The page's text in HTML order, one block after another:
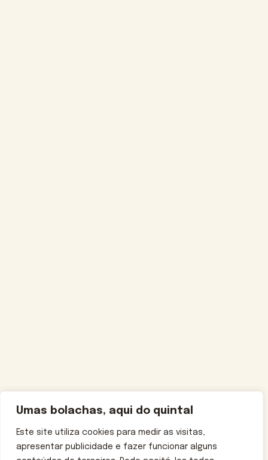
Umas bolachas, aqui do quintal
Este site utiliza cookies para medir as visitas,
apresentar publicidade e fazer funcionar alguns